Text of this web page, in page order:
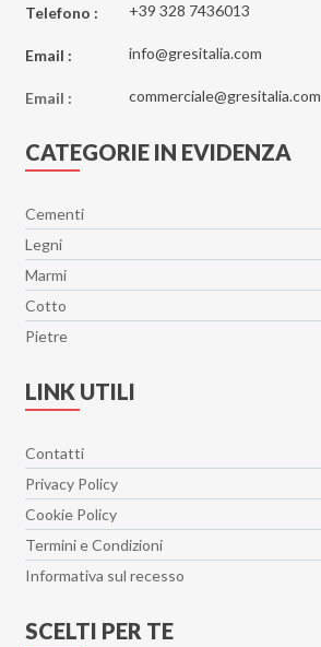
Telefono : +39 328 7436013
Email : info@gresitalia.com
Email : commerciale@gresitalia.com
CATEGORIE IN EVIDENZA
Cementi
Legni
Marmi
Cotto
Pietre
LINK UTILI
Contatti
Privacy Policy
Cookie Policy
Termini e Condizioni
Informativa sul recesso
SCELTI PER TE